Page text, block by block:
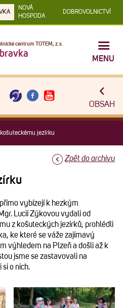
NOVÁ
HOSPODA
DOBROVOLNICTVÍ
centrum TOTEM, z.s.
MENU
OBSAH
košuteckému jezírku
Zpět do archivu
vybízejí k hezkým
Lucií Zýkovou vydali od
z košuteckých jezírků, prohlédli
ke které se váže zajímavý
výhledem na Plzeň a došli až k
jsme se zastavovali na
o nich.